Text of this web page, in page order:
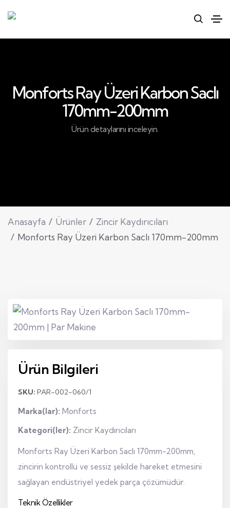
Monforts Ray Üzeri Karbon Saclı
170mm-200mm
Ürün detaylarını inceleyin.
Anasayfa Ürünler
Zincir Kaydırıcıları
Monforts Ray Üzeri Karbon Saclı 170mm-200mm
Ürün Bilgileri
SKU: PAR-002-060/1
Marka(lar): Monforts
Kategori(ler): Zincir Kaydırıcıları
Monforts Ray Üzeri Karbon Saclı 170mm-200mm,
zincirin kontrollü ve sessiz şekilde hareket etmesini
sağlayan endüstriyel yedek parça çözümüdür.
Teknik Özellikler